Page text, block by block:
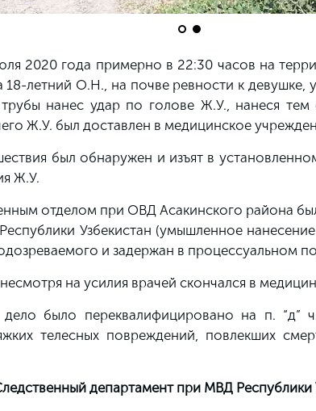
2020 года примерно в 22:30 часов на
18-летний О.Н., на почве ревности к
нанес удар по голове Ж.У., нанеся
Ж.У. был доставлен в медицинское
был обнаружен и изъят в
Ж.У.
отделом при ОВД Асакинского района
Узбекистан (умышленное
и задержан в процессуальном
на усилия врачей скончался в
было переквалифицировано на п. “д”
телесных повреждений, повлекших
департамент при МВД Республики